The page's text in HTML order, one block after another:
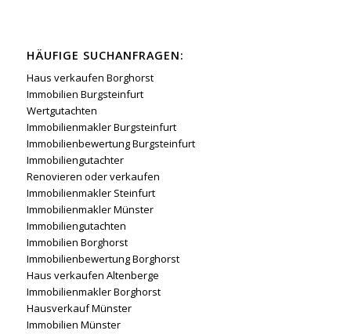
HÄUFIGE SUCHANFRAGEN:
Haus verkaufen Borghorst
Immobilien Burgsteinfurt
Wertgutachten
Immobilienmakler Burgsteinfurt
Immobilienbewertung Burgsteinfurt
Immobiliengutachter
Renovieren oder verkaufen
Immobilienmakler Steinfurt
Immobilienmakler Münster
Immobiliengutachten
Immobilien Borghorst
Immobilienbewertung Borghorst
Haus verkaufen Altenberge
Immobilienmakler Borghorst
Hausverkauf Münster
Immobilien Münster